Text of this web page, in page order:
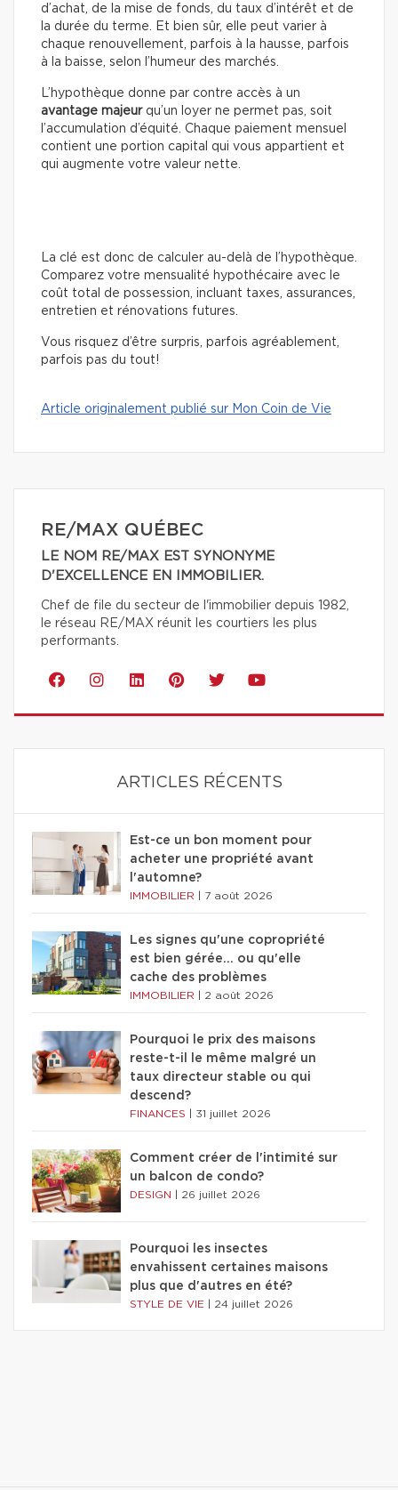
d’achat, de la mise de fonds, du taux d’intérêt et de
la durée du terme. Et bien sûr, elle peut varier à
chaque renouvellement, parfois à la hausse, parfois
à la baisse, selon l’humeur des marchés.
L’hypothèque donne par contre accès à un
avantage majeurqu’un loyer ne permet pas, soit
l’accumulation d’équité. Chaque paiement mensuel
contient une portion capital qui vous appartient et
qui augmente votre valeur nette.
La clé est donc de calculer au-delà de l’hypothèque.
Comparez votre mensualité hypothécaire avec le
coût total de possession, incluant taxes, assurances,
entretien et rénovations futures.
Vous risquez d’être surpris, parfois agréablement,
parfois pas du tout!
Article originalement publié sur Mon Coin de Vie
RE/MAX QUÉBEC
LE NOM RE/MAX EST SYNONYME
D'EXCELLENCE EN IMMOBILIER.
Chef de file du secteur de l'immobilier depuis 1982,
le réseau RE/MAX réunit les courtiers les plus
performants.
ARTICLES RÉCENTS
Est-ce un bon moment pour
acheter une propriété avant
l'automne?
IMMOBILIER 7 août 2026
Les signes qu'une copropriété
est bien gérée… ou qu'elle
cache des problèmes
IMMOBILIER 2 août 2026
Pourquoi le prix des maisons
reste-t-il le même malgré un
taux directeur stable ou qui
descend?
FINANCES 31 juillet 2026
Comment créer de l'intimité sur
un balcon de condo?
DESIGN 26 juillet 2026
Pourquoi les insectes
envahissent certaines maisons
plus que d'autres en été?
STYLE DE VIE 24 juillet 2026